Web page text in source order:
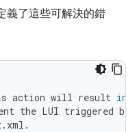
義了這些可解決的錯
action will result in
the LUI triggered by
. xml .